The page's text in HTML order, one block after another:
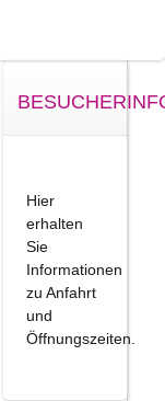
Hier
erhalten
Sie
Informationen
zu Anfahrt
und
Öffnungszeiten.